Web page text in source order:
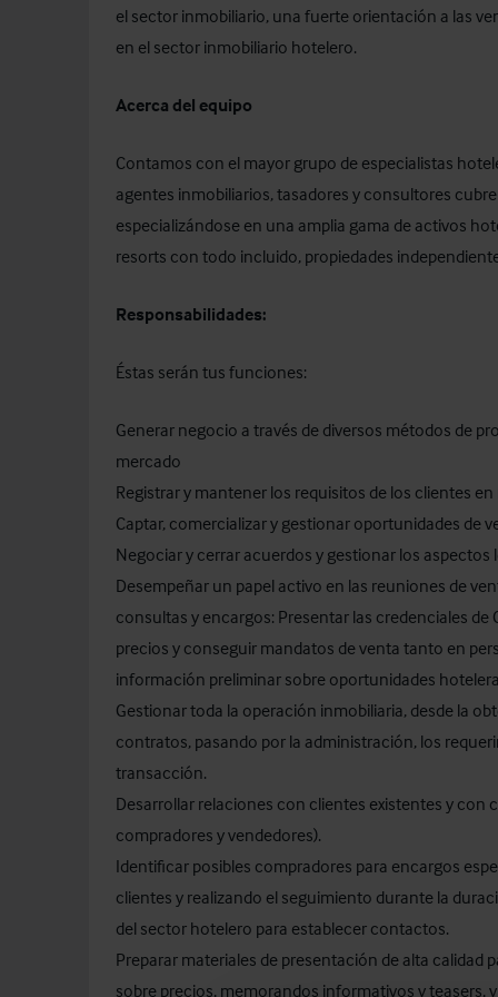
el sector inmobiliario, una fuerte orientación a las
en el sector inmobiliario hotelero.
Acerca del equipo
Contamos con el mayor grupo de especialistas
agentes inmobiliarios, tasadores y consultores
especializándose en una amplia gama de activos
resorts con todo incluido, propiedades
Responsabilidades:
Éstas serán tus funciones:
Generar negocio a través de diversos métodos de
mercado
Registrar y mantener los requisitos de los clientes
Captar, comercializar y gestionar oportunidades de
Negociar y cerrar acuerdos y gestionar los aspectos
Desempeñar un papel activo en las reuniones de
consultas y encargos: Presentar las credenciales
precios y conseguir mandatos de venta tanto en
información preliminar sobre oportunidades
Gestionar toda la operación inmobiliaria, desde la
contratos, pasando por la administración, los
transacción.
Desarrollar relaciones con clientes existentes y con
compradores y vendedores).
Identificar posibles compradores para encargos
clientes y realizando el seguimiento durante la
del sector hotelero para establecer contactos.
Preparar materiales de presentación de alta calidad
sobre precios, memorandos informativos y